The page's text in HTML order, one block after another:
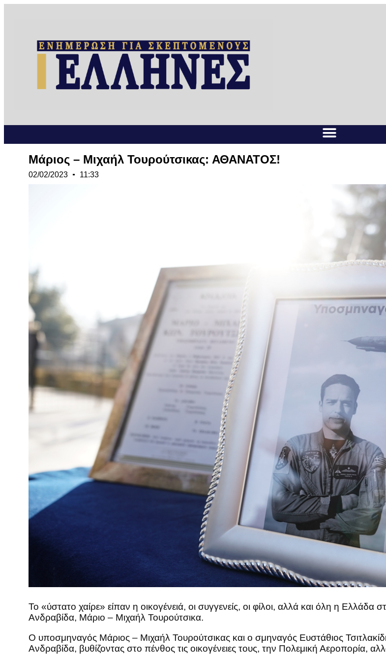
Μάριος – Μιχαήλ Τουρούτσικας: ΑΘΑΝΑΤΟΣ!
02/02/2023 11:33
Το «ύστατο χαίρε» είπαν η οικογένειά, οι συγγενείς, οι φίλοι, αλλά και όλη η
Ανδραβίδα, Μάριο – Μιχαήλ Τουρούτσικα.
Ο υποσμηναγός Μάριος – Μιχαήλ Τουρούτσικας και ο σμηναγός Ευστάθιος
Ανδραβίδα, βυθίζοντας στο πένθος τις οικογένειες τους, την Πολεμική Αεροπορία,